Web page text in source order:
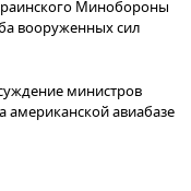
Минобороны
вооруженных сил
министров
американской авиабазе